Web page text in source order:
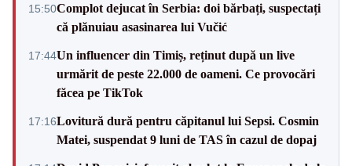
15:50Complot dejucat în Serbia: doi bărbați, suspectați
că plănuiau asasinarea lui Vučić
17:44Un influencer din Timiș, reținut după un live
urmărit de peste 22.000 de oameni. Ce provocări
făcea pe TikTok
17:16Lovitură dură pentru căpitanul lui Sepsi. Cosmin
Matei, suspendat 9 luni de TAS în cazul de dopaj